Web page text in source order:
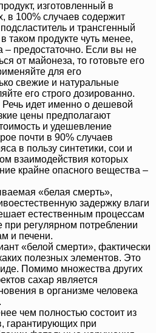
изготовленный в
в 100% случаев содержит
и трансгенный
таком продукте чуть менее,
– предостаточно. Если вы не
от майонеза, то готовьте его
для его
свежие и натуральные
его строго дозированно.
Речь идет именно о дешевой
цены предполагают
и удешевление
почти в 90% случаев
в пользу синтетики, сои и
взаимодействия которых
крайне опасного вещества –
«белая смерть»,
задержку влаги
естественным процессам
при регулярном потреблении
и печени.
«белой смерти», фактически
полезных элементов. Это
Помимо множества других
сахар является
в организме человека
чем полностью состоит из
гарантирующих при